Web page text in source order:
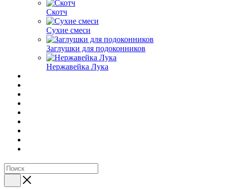
Скотч
Сухие смеси
Заглушки для подоконников
Нержавейка Лука